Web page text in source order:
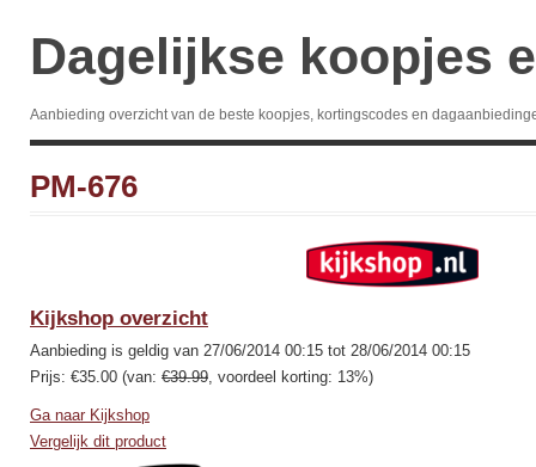
Dagelijkse koopjes
Aanbieding overzicht van de beste koopjes, kortingscodes en
PM-676
Kijkshop overzicht
Aanbieding is geldig van 27/06/2014 00:15 tot 28/06/2014 00:15
Prijs: €35.00 (van: €39.99, voordeel korting: 13%)
Ga naar Kijkshop
Vergelijk dit product